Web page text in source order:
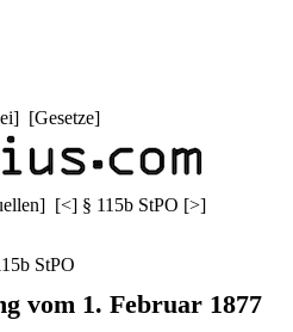
] [Gesetze]
] [<] § 115b StPO [>]
StPO
vom 1. Februar 1877